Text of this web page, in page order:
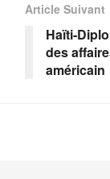
Article Suivant
Haïti-
des
américain